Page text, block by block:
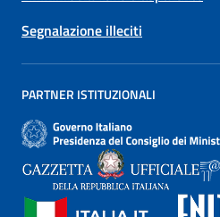
Segnalazione illeciti
PARTNER ISTITUZIONALI